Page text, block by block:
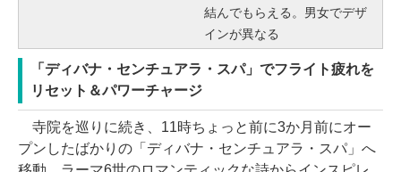
結んでもらえる。男女でデザ
インが異なる
「ディバナ・センチュアラ・スパ」でフライト疲れを
リセット＆パワーチャージ
寺院を巡りに続き、11時ちょっと前に3か月前にオー
プンしたばかりの「ディバナ・センチュアラ・スパ」へ